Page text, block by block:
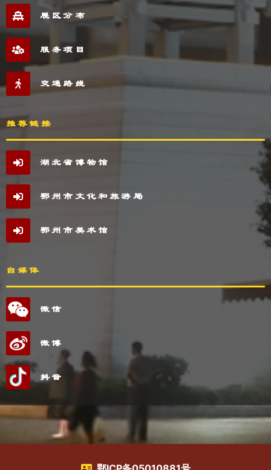
展区分布
服务项目
交通路线
推荐链接
湖北省博物馆
鄂州市文化和旅游局
鄂州市美术馆
自媒体
微信
微博
抖音